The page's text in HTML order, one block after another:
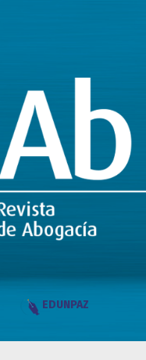
EDUNPAZ